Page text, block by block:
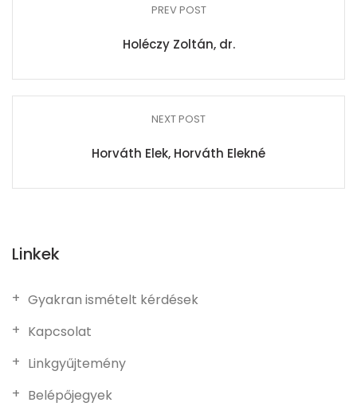
PREV POST
Holéczy Zoltán, dr.
NEXT POST
Horváth Elek, Horváth Elekné
Linkek
Gyakran ismételt kérdések
Kapcsolat
Linkgyűjtemény
Belépőjegyek